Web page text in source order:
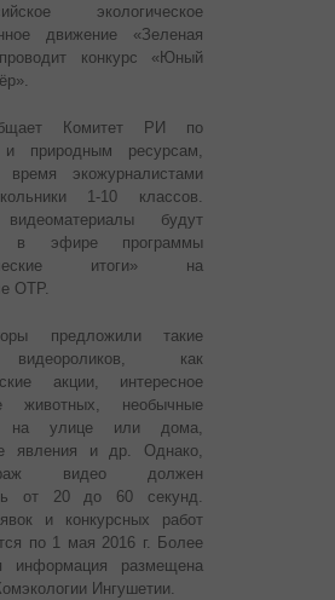
экологическое
движение «Зеленая
конкурс «Юный
Комитет РИ по
и природным ресурсам,
экожурналистами
1-10 классов.
будут
в эфире программы
итоги» на
ОТР.
предложили такие
как
акции, интересное
животных, необычные
на улице или дома,
явления и др. Однако,
видео должен
от 20 до 60 секунд.
и конкурсных работ
по 1 мая 2016 г. Более
информация размещена
Ингушетии.